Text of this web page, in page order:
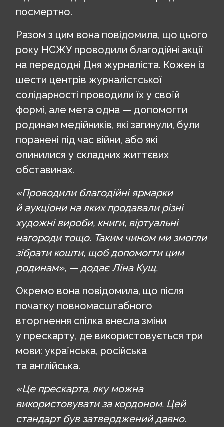
посмертно.
Разом з цим вона повідомила, що цього
року НСЖУ проводили благодійні акції
на передодні Дня журналіста. Кожен із
шести центрів журналістської
солідарності проводили їх у своїй
формі, але мета одна — допомогти
родинам медійників, які загинули, були
поранені під час війни, або які
опинилися у складних життєвих
обставинах.
«Проводили благодійні ярмарки
й аукціони на яких продавали різні
художні вироби, книги, віртуальні
нагороди тощо. Таким чином ми змогли
зібрати кошти, щоб допомогти цим
родинам», — додає Ліна Кущ.
Окремо вона повідомила, що після
початку повномасштабного
вторгнення спілка внесла зміни
у прескарту, де використовується три
мови: українська, російська
та англійська.
«Це прескарта, яку можна
використовувати за кордоном. Цей
стандарт був затверджений давно.